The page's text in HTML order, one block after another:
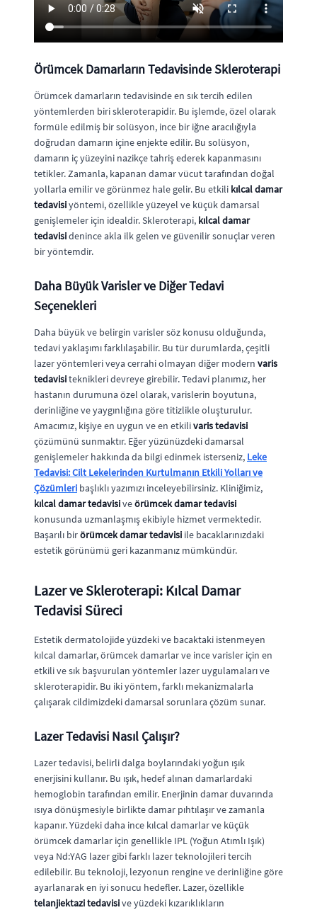
Örümcek Damarların Tedavisinde Skleroterapi
Örümcek damarların tedavisinde en sık tercih edilen
yöntemlerden biri skleroterapidir. Bu işlemde, özel olarak
formüle edilmiş bir solüsyon, ince bir iğne aracılığıyla
doğrudan damarın içine enjekte edilir. Bu solüsyon,
damarın iç yüzeyini nazikçe tahriş ederek kapanmasını
tetikler. Zamanla, kapanan damar vücut tarafından doğal
yollarla emilir ve görünmez hale gelir. Bu etkili kılcal damar
tedavisiyöntemi, özellikle yüzeyel ve küçük damarsal
genişlemeler için idealdir. Skleroterapi, kılcal damar
tedavisidenince akla ilk gelen ve güvenilir sonuçlar veren
bir yöntemdir.
Daha Büyük Varisler ve Diğer Tedavi
Seçenekleri
Daha büyük ve belirgin varisler söz konusu olduğunda,
tedavi yaklaşımı farklılaşabilir. Bu tür durumlarda, çeşitli
lazer yöntemleri veya cerrahi olmayan diğer modern varis
tedavisiteknikleri devreye girebilir. Tedavi planımız, her
hastanın durumuna özel olarak, varislerin boyutuna,
derinliğine ve yaygınlığına göre titizlikle oluşturulur.
Amacımız, kişiye en uygun ve en etkilivaris tedavisi
çözümünü sunmaktır. Eğer yüzünüzdeki damarsal
genişlemeler hakkında da bilgi edinmek isterseniz, Leke
Tedavisi: Cilt Lekelerinden Kurtulmanın Etkili Yolları ve
Çözümleri başlıklı yazımızı inceleyebilirsiniz. Kliniğimiz,
kılcal damar tedavisiveörümcek damar tedavisi
konusunda uzmanlaşmış ekibiyle hizmet vermektedir.
Başarılı birörümcek damar tedavisi ile bacaklarınızdaki
estetik görünümü geri kazanmanız mümkündür.
Lazer ve Skleroterapi: Kılcal Damar
Tedavisi Süreci
Estetik dermatolojide yüzdeki ve bacaktaki istenmeyen
kılcal damarlar, örümcek damarlar ve ince varisler için en
etkili ve sık başvurulan yöntemler lazer uygulamaları ve
skleroterapidir. Bu iki yöntem, farklı mekanizmalarla
çalışarak cildimizdeki damarsal sorunlara çözüm sunar.
Lazer Tedavisi Nasıl Çalışır?
Lazer tedavisi, belirli dalga boylarındaki yoğun ışık
enerjisini kullanır. Bu ışık, hedef alınan damarlardaki
hemoglobin tarafından emilir. Enerjinin damar duvarında
ısıya dönüşmesiyle birlikte damar pıhtılaşır ve zamanla
kapanır. Yüzdeki daha ince kılcal damarlar ve küçük
örümcek damarlar için genellikle IPL (Yoğun Atımlı Işık)
veya Nd:YAG lazer gibi farklı lazer teknolojileri tercih
edilebilir. Bu teknoloji, lezyonun rengine ve derinliğine göre
ayarlanarak en iyi sonucu hedefler. Lazer, özellikle
telanjiektazi tedavisive yüzdeki kızarıklıkların